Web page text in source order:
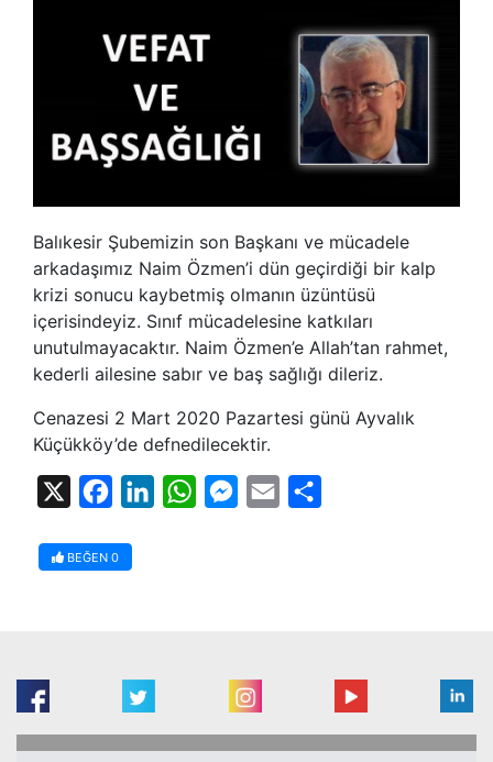
Balıkesir Şubemizin son Başkanı ve mücadele
arkadaşımız Naim Özmen’i dün geçirdiği bir kalp
krizi sonucu kaybetmiş olmanın üzüntüsü
içerisindeyiz. Sınıf mücadelesine katkıları
unutulmayacaktır. Naim Özmen’e Allah’tan rahmet,
kederli ailesine sabır ve baş sağlığı dileriz.
Cenazesi 2 Mart 2020 Pazartesi günü Ayvalık
Küçükköy’de defnedilecektir.
FacebookLinkedInWhatsAppMessenger
Email
BEĞEN 0